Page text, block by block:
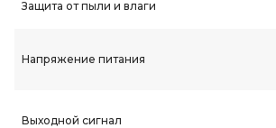
Защита от пыли и влаги
Напряжение питания
Выходной сигнал